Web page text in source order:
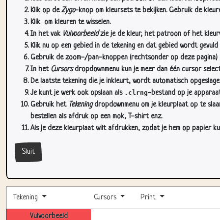
Klik op deZygo-knop om kleursets te bekijken. Gebruik de
Klik om kleuren te wisselen.
In het vak Vulvoorbeeldzie je de kleur, het patroon of het
Klik nu op een gebied in de tekening en dat gebied wordt
Gebruik de zoom-/pan-knoppen (rechtsonder op deze
In het Cursorsdropdownmenu kun je meer dan één cursor
De laatste tekening die je inkleurt, wordt automatisch
Je kunt je werk ook opslaan als .clrng-bestand op je
Gebruik het Tekeningdropdownmenu om je kleurplaat op te
bestellen als afdruk op een mok, T-shirt enz.
Als je deze kleurplaat wilt afdrukken, zodat je hem op papier
Sluit
Tekening Cursors Print
Vulvoorbeeld